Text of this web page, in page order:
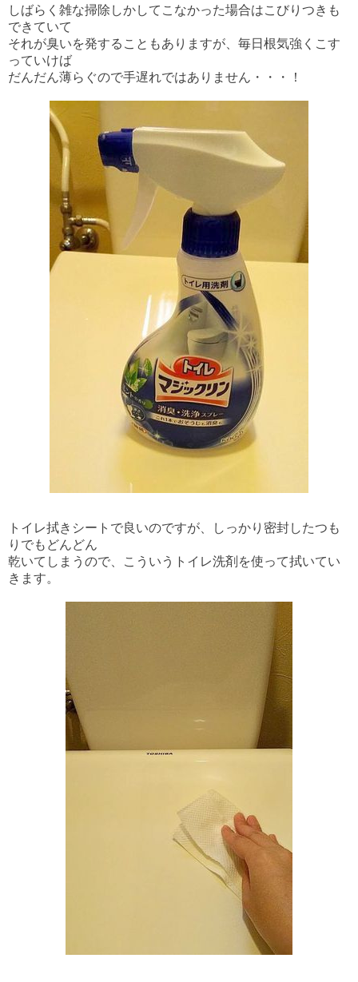
しばらく雑な掃除しかしてこなかった場合はこびりつきも
できていて
それが臭いを発することもありますが、毎日根気強くこす
っていけば
だんだん薄らぐので手遅れではありません・・・！
トイレ拭きシートで良いのですが、しっかり密封したつも
りでもどんどん
乾いてしまうので、こういうトイレ洗剤を使って拭いてい
きます。